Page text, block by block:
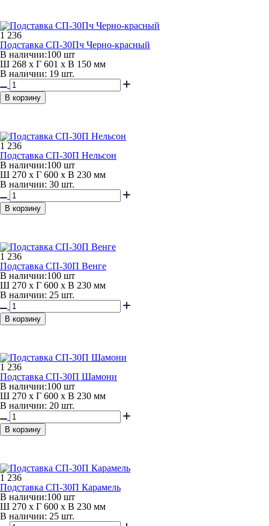
1 236
Подставка СП-30Пч Черно-красный
В наличии:100 шт
Ш 268 x Г 601 x В 150 мм
В наличии: 19 шт.
В корзину
1 236
Подставка СП-30П Нельсон
В наличии:100 шт
Ш 270 x Г 600 x В 230 мм
В наличии: 30 шт.
В корзину
1 236
Подставка СП-30П Венге
В наличии:100 шт
Ш 270 x Г 600 x В 230 мм
В наличии: 25 шт.
В корзину
1 236
Подставка СП-30П Шамони
В наличии:100 шт
Ш 270 x Г 600 x В 230 мм
В наличии: 20 шт.
В корзину
1 236
Подставка СП-30П Карамель
В наличии:100 шт
Ш 270 x Г 600 x В 230 мм
В наличии: 25 шт.